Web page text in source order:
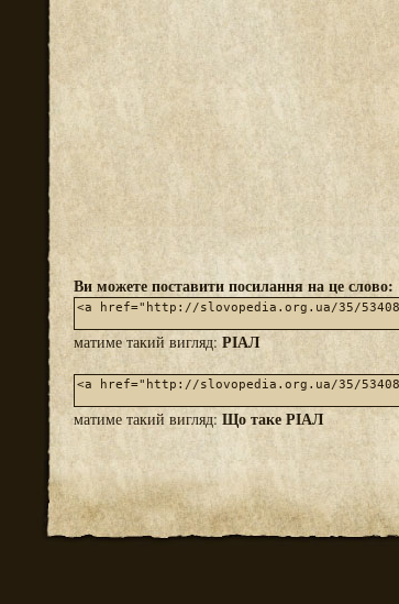
Ви можете поставити посилання на це слово:
матиме такий вигляд: РІАЛ
матиме такий вигляд:Що таке РІАЛ